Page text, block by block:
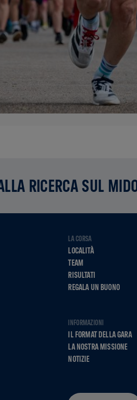
RICERCA SUL
LA CORSA
LOCALITÀ
TEAM
RISULTATI
REGALA UN BUONO
INFORMAZIONI
IL FORMAT DELLA GARA
LA NOSTRA MISSIONE
NOTIZIE